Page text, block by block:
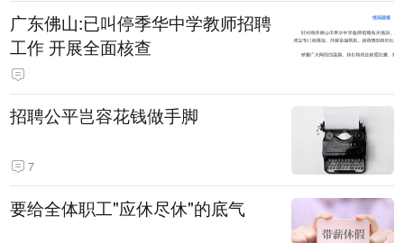
广东佛山:已叫停季华中学教师招聘
工作 开展全面核查
招聘公平岂容花钱做手脚
7
要给全体职工"应休尽休"的底气